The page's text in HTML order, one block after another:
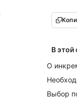
В этой
О
Выбор